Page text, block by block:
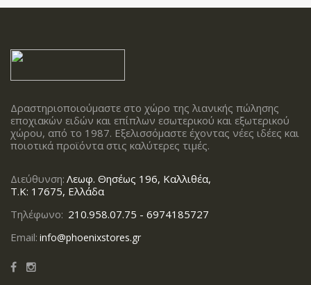
Δραστηριοποιούμαστε στο χώρο της λιανικής πώλησης
εποχιακών ειδών και επίπλων εσωτερικού και εξωτερικού
χώρου, από το 1987. Εξελισσόμαστε έχοντας νέες ιδέες και
ποιοτικά προϊόντα στις καλύτερες τιμές.
Διεύθυνση: Λεωφ. Θησέως 196, Καλλιθέα,
Τ.Κ: 17675, Ελλάδα
Τηλέφωνο: 210.958.07.75 - 6974185727
Email: info@phoenixstores.gr